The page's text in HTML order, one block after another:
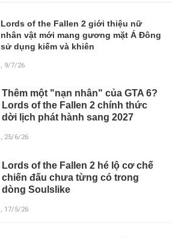
Lords of the Fallen 2 giới thiệu nữ
nhân vật mới mang gương mặt Á Đông
sử dụng kiếm và khiên
, 9/7/26
Thêm một "nạn nhân" của GTA 6?
Lords of the Fallen 2 chính thức
dời lịch phát hành sang 2027
, 25/6/26
Lords of the Fallen 2 hé lộ cơ chế
chiến đấu chưa từng có trong
dòng Soulslike
, 17/5/26